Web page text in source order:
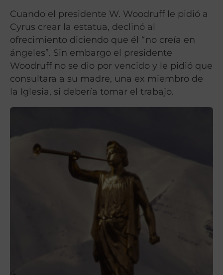
Cuando el presidente W. Woodruff le pidió a
Cyrus crear la estatua, declinó al
ofrecimiento diciendo que él “no creía en
ángeles”. Sin embargo el presidente
Woodruff no se dio por vencido y le pidió que
consultara a su madre, una ex miembro de
la Iglesia, si debería tomar el trabajo.